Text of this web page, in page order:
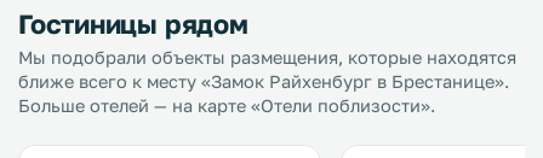
Гостиницы рядом
Мы подобрали объекты размещения, которые находятся
ближе всего к месту «Замок Райхенбург в Брестанице».
Больше отелей — на карте «Отели поблизости».